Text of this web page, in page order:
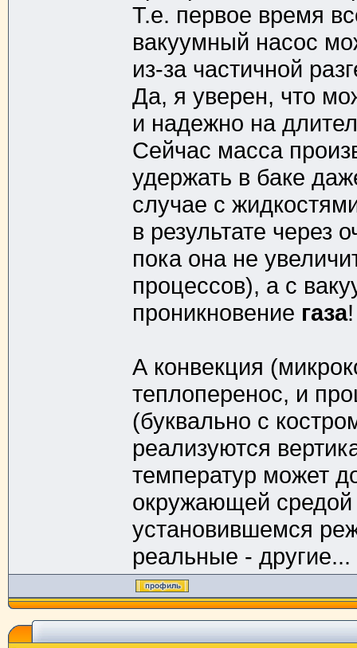
Т.е. первое время
вакуумный насос
из-за частичной
Да, я уверен, что
и надежно на
Сейчас масса
удержать в баке
случае с
в результате через
пока она не
процессов), а с
проникновение газа!
А конвекция
теплоперенос, и
(буквально с
реализуются
температур может
окружающей средой
установившемся
реальные - другие...